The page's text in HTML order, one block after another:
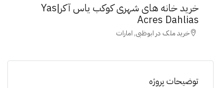
خرید خانه های شهری کوکب یاس آکر|Yas
Acres Dahlias
خرید ملک در ابوظبی, امارات
توضیحات پروژه